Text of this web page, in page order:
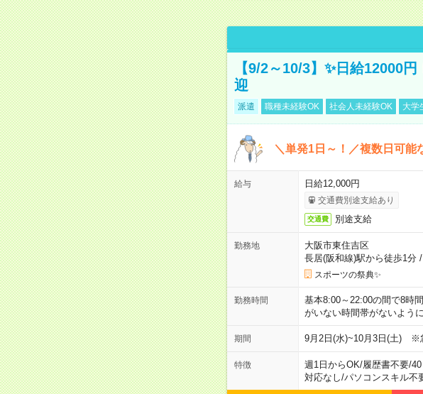
【9/2～10/3】✨日給12000
迎
派遣 職種未経験OK 社会人未経験OK 大学
＼単発1日～！／複数日可能
給与 日給12,000円
交通費別途支給あり
交通費 別途支給
勤務地
大阪市東住吉区
長居(阪和線)駅から徒歩1分/
スポーツの祭典✨
勤務時間
基本8:00～22:00の間で8時
がいない時間帯がないよう
期間 9月2日(水)~10月3日(土) ※
特徴 週1日からOK/履歴書不要/
対応なし/パソコンスキル不